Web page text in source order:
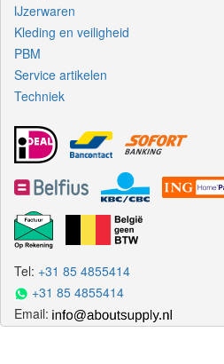
IJzerwaren
Kleding en veiligheid
PBM
Service artikelen
Techniek
Tel: +31 85 4855414
+31 85 4855414
Email: